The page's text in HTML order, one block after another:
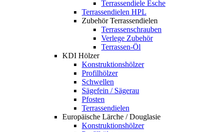
Terrassendiele Esche
Terrassendielen HPL
Zubehör Terrassendielen
Terrassenschrauben
Verlege Zubehör
Terrassen-Öl
KDI Hölzer
Konstruktionshölzer
Profilhölzer
Schwellen
Sägefein / Sägerau
Pfosten
Terrassendielen
Europäische Lärche / Douglasie
Konstruktionshölzer